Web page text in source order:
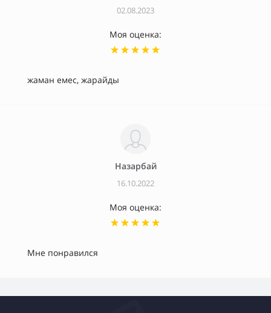
02.08.2023
Моя оценка:
жаман емес, жарайды
Назарбай
16.10.2022
Моя оценка:
Мне понравился